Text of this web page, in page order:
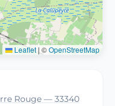
Leaflet | ©OpenStreetMap
Rouge — 33340